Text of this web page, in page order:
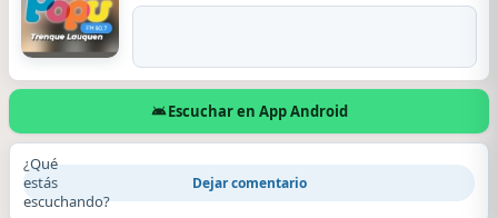
Escuchar en App Android
¿Qué
estás
escuchando?
Dejar comentario